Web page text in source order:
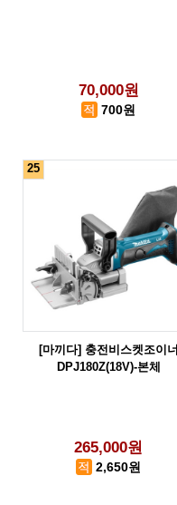
70,000원
700원
25
[마끼다] 충전비스켓조이너
DPJ180Z(18V)-본체
265,000원
2,650원